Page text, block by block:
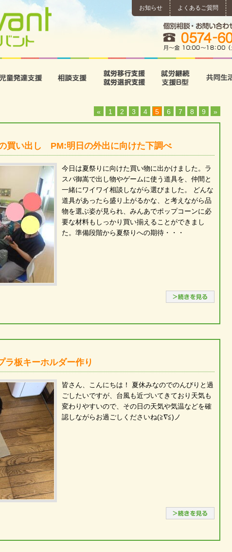
お知らせ よくあるご質問
相談支援 就労移行支援･就労選択支
« 1 2 3 4 5 6 7 8 9 »
買い出し PM:明日の外出に向けた下調べ
今日は夏祭りに向けた買い物に出かけました。ラ
スパ御嵩で出し物やゲームに使う道具を、仲間と
一緒にワイワイ相談しながら選びました。 どんな
道具があったら盛り上がるかな、と考えながら品
物を選ぶ姿が見られ、みんあでポップコーンに必
要な材料もしっかり買い揃えることができまし
た。準備段階から夏祭りへの期待・・・
板キーホルダー作り
皆さん、こんにちは！ 夏休みなのでのんびりと過
ごしたいですが、台風も近づいてきており天気も
変わりやすいので、その日の天気や気温などを確
認しながらお過ごしくださいね(≧∇≦)ノ